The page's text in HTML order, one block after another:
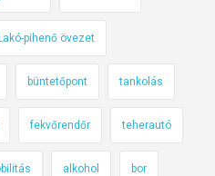
Lakó-pihenő övezet
büntetőpont tankolás
fekvőrendőr teherautó
alkohol bor